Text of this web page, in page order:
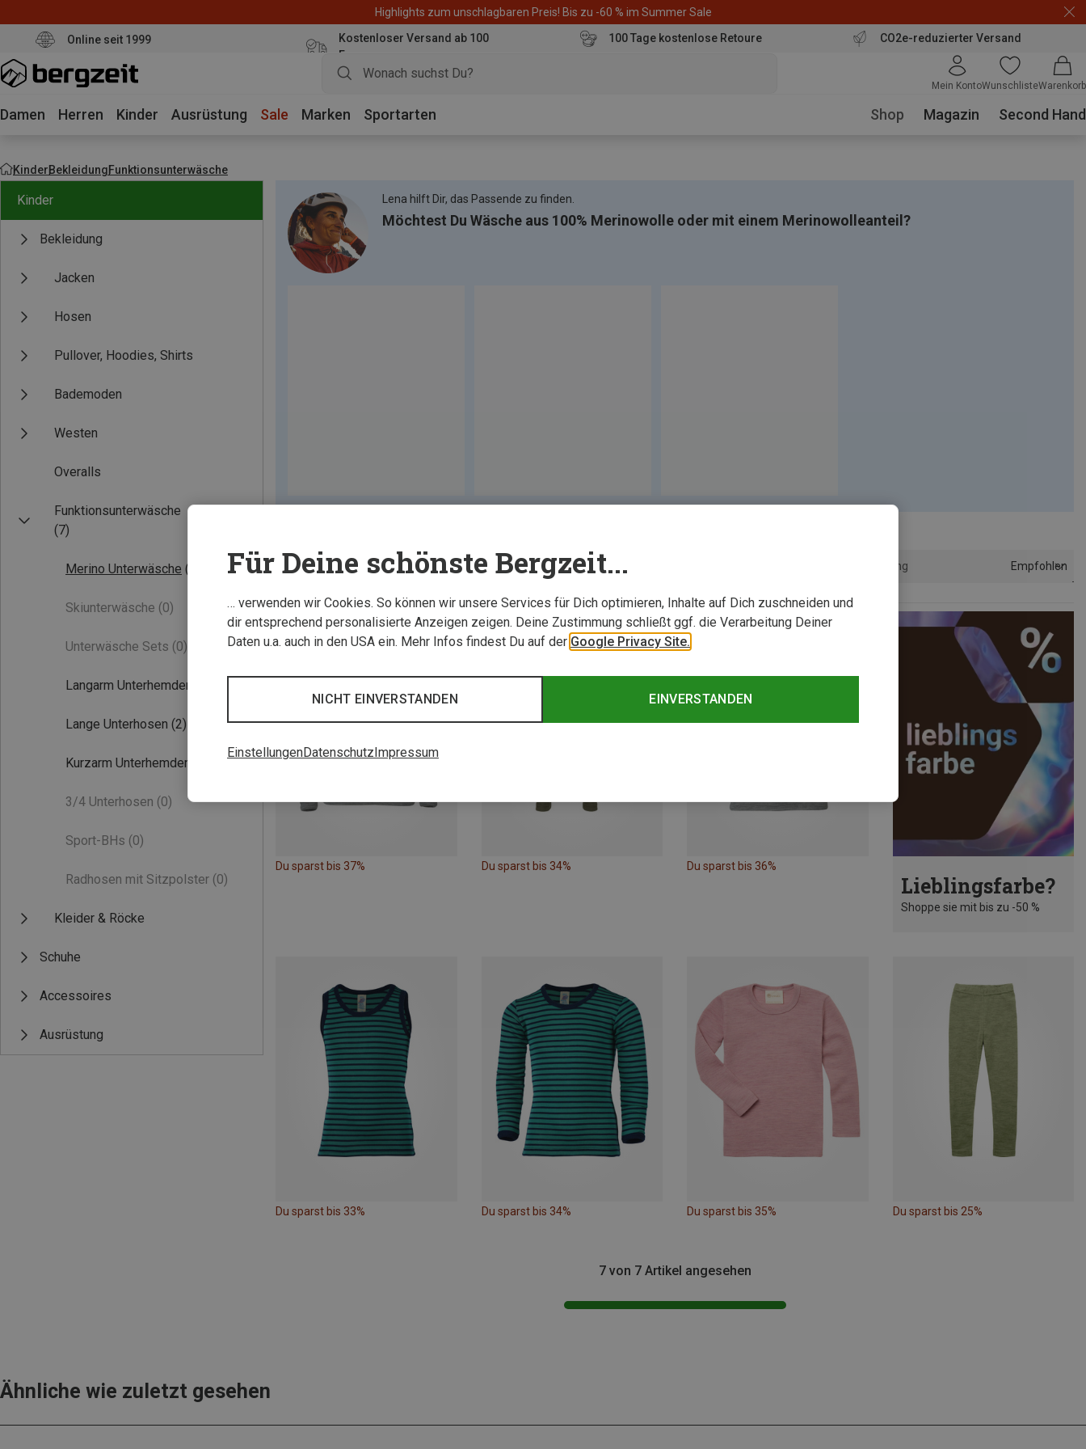
Highlights zum unschlagbaren Preis! Bis zu -60 % im Summer Sale
Online seit 1999
Kostenloser Versand ab 100
Euro
100 Tage kostenlose Retoure CO2e-reduzierter Versand
Mein KontoWunschlisteWarenkorb
Damen Herren Kinder Ausrüstung Sale Marken Sportarten Shop Magazin Second Hand
KinderBekleidungFunktionsunterwäsche
Kinder
Bekleidung
Jacken
Hosen
Pullover, Hoodies, Shirts
Bademoden
Westen
Overalls
Funktionsunterwäsche
(7)
Merino Unterwäsche (7)
Skiunterwäsche (0)
Unterwäsche Sets (0)
Langarm Unterhemden
Lange Unterhosen (2)
Kurzarm Unterhemden
3/4 Unterhosen (0)
Sport-BHs (0)
Radhosen mit Sitzpolster (0)
Kleider & Röcke
Schuhe
Accessoires
Ausrüstung
Lena hilft Dir, das Passende zu finden.
Möchtest Du Wäsche aus 100% Merinowolle oder mit einem Merinowolleanteil?
Sortierung Empfohlen
Du sparst bis 37% Du sparst bis 34% Du sparst bis 36%
Lieblingsfarbe?
Shoppe sie mit bis zu -50 %
Du sparst bis 33% Du sparst bis 34% Du sparst bis 35% Du sparst bis 25%
7 von 7 Artikel angesehen
Ähnliche wie zuletzt gesehen
Für Deine schönste Bergzeit...
… verwenden wir Cookies. So können wir unsere Services für Dich optimieren, Inhalte auf Dich zuschneiden und
dir entsprechend personalisierte Anzeigen zeigen. Deine Zustimmung schließt ggf. die Verarbeitung Deiner
Daten u.a. auch in den USA ein. Mehr Infos findest Du auf der Google Privacy Site.
EINVERSTANDEN
NICHT EINVERSTANDEN
EinstellungenDatenschutzImpressum